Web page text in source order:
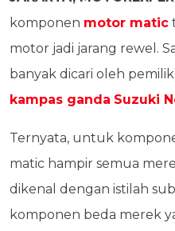
komponen motor matic
motor jadi jarang rewel.
banyak dicari oleh pemilik
kampas ganda Suzuki
Ternyata, untuk
matic hampir semua
dikenal dengan istilah
komponen beda merek